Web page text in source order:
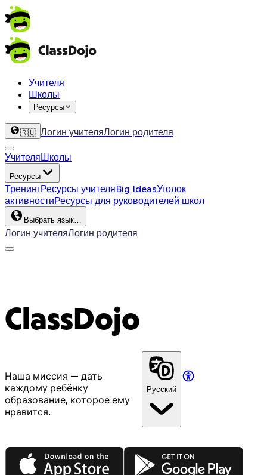
Учителя
Школы
Ресурсы
🇷🇺 Логин учителяЛогин родителя
УчителяШколы
Ресурсы
ТренингРесурсы учителяBig IdeasУголок
активностиРесурсы для руководителей школ
Выбрать язык…
Логин учителяЛогин родителя
ClassDojo
Наша миссия — дать
каждому ребёнку
образование, которое ему
нравится.
Русский
App Store Google Play